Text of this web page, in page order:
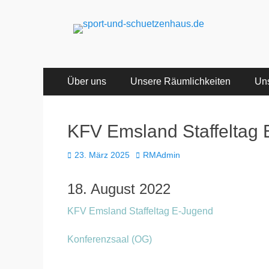
sport-und-
Sport- und Schützenhaus GbR
Primäres
Menü
Zum
Über uns Unsere Räumlichkeiten
KFV Emsland Staffeltag
Veröffentlicht
23. März 2025 Autor
RMAdmin
18. August 2022
KFV Emsland Staffeltag E-Jugend
Konferenzsaal (OG)